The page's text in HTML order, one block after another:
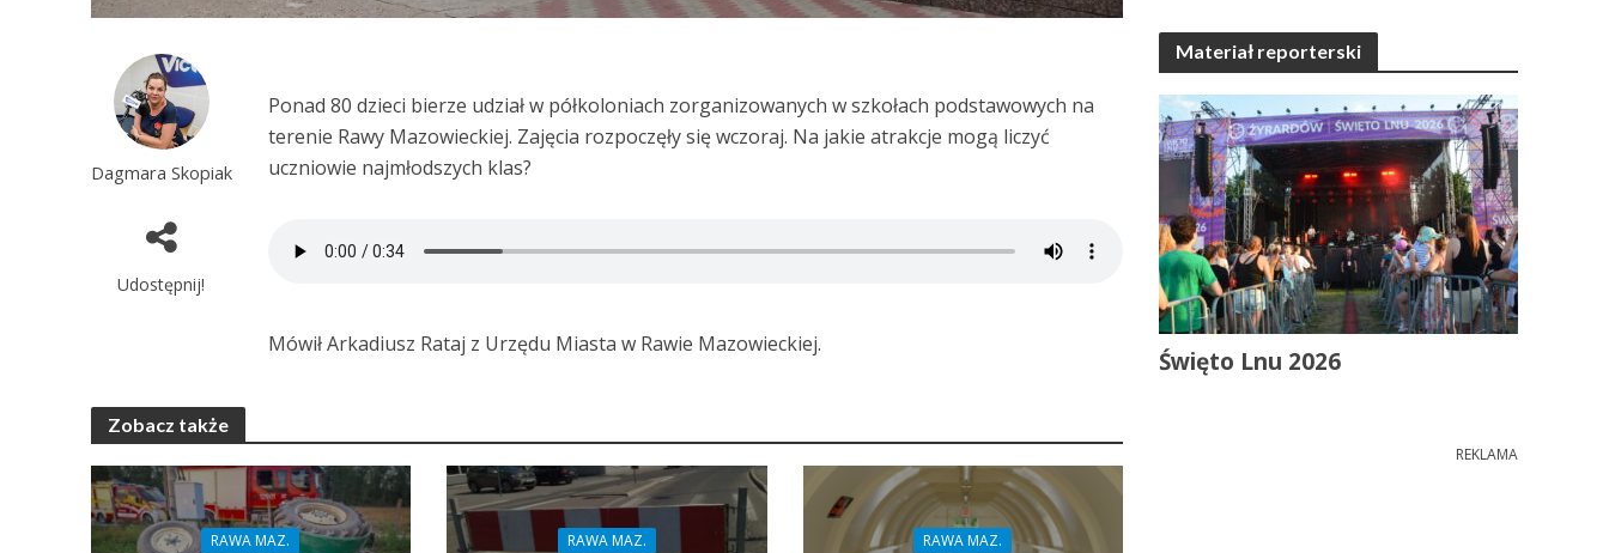
Dagmara Skopiak
Udostępnij!
Ponad 80 dzieci bierze udział w półkoloniach zorganizowanych w szkołach podstawowych na
terenie Rawy Mazowieckiej. Zajęcia rozpoczęły się wczoraj. Na jakie atrakcje mogą liczyć
uczniowie najmłodszych klas?
Mówił Arkadiusz Rataj z Urzędu Miasta w Rawie Mazowieckiej.
Zobacz także
RAWA MAZ. RAWA MAZ. RAWA MAZ.
Materiał reporterski
Święto Lnu 2026
REKLAMA